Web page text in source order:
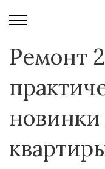
Ремонт